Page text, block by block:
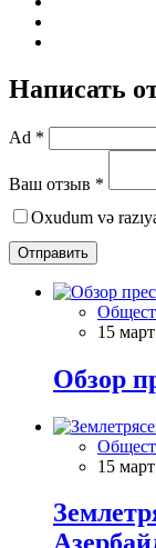
Написать
Ad *
Ваш отзыв *
Oxudum və
Отправить
15
Обзор
15